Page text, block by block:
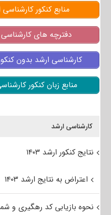
منابع کنکور کارشناسی
دفترچه های
کارشناسی ارشد بدون
منابع زبان کنکور
کارشناسی ارشد
نتایج کنکور ارشد ۱۴۰۳
اعتراض به نتایج ارشد ۱۴۰۳
نحوه بازیابی کد رهگیری و